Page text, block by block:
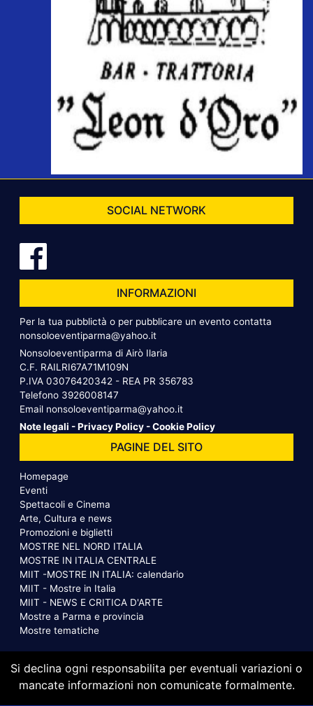
SOCIAL NETWORK
INFORMAZIONI
Per la tua pubblictà o per pubblicare un evento contatta
nonsoloeventiparma@yahoo.it
Nonsoloeventiparma di Airò Ilaria
C.F. RAILRI67A71M109N
P.IVA 03076420342 - REA PR 356783
Telefono 3926008147
Email nonsoloeventiparma@yahoo.it
Note legali -Privacy Policy -Cookie Policy
PAGINE DEL SITO
Homepage
Eventi
Spettacoli e Cinema
Arte, Cultura e news
Promozioni e biglietti
MOSTRE NEL NORD ITALIA
MOSTRE IN ITALIA CENTRALE
MIIT -MOSTRE IN ITALIA: calendario
MIIT - Mostre in Italia
MIIT - NEWS E CRITICA D'ARTE
Mostre a Parma e provincia
Mostre tematiche
Si declina ogni responsabilita per eventuali variazioni o
mancate informazioni non comunicate formalmente.